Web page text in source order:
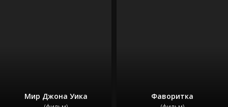
Мир Джона Уика Фаворитка